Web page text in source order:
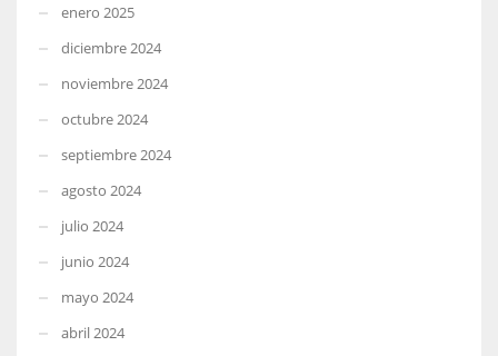
enero 2025
diciembre 2024
noviembre 2024
octubre 2024
septiembre 2024
agosto 2024
julio 2024
junio 2024
mayo 2024
abril 2024